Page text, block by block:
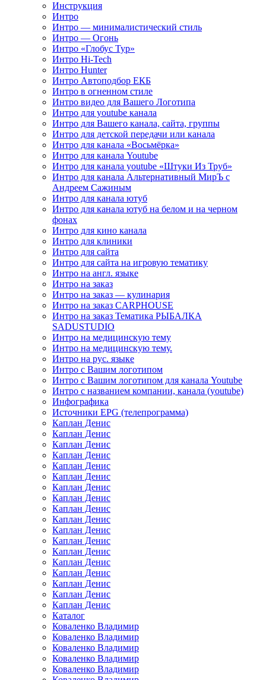
Инструкция
Интро
Интро — минималистический стиль
Интро — Огонь
Интро «Глобус Тур»
Интро Hi-Tech
Интро Hunter
Интро Автоподбор ЕКБ
Интро в огненном стиле
Интро видео для Вашего Логотипа
Интро для youtube канала
Интро для Вашего канала, сайта, группы
Интро для детской передачи или канала
Интро для канала «Восьмёрка»
Интро для канала Youtube
Интро для канала youtube «Штуки Из Труб»
Интро для канала Альтернативный МирЪ с
Андреем Сажиным
Интро для канала ютуб
Интро для канала ютуб на белом и на черном
фонах
Интро для кино канала
Интро для клиники
Интро для сайта
Интро для сайта на игровую тематику
Интро на англ. языке
Интро на заказ
Интро на заказ — кулинария
Интро на заказ CARPHOUSE
Интро на заказ Тематика РЫБАЛКА
SADUSTUDIO
Интро на медицинскую тему
Интро на медицинскую тему.
Интро на рус. языке
Интро с Вашим логотипом
Интро с Вашим логотипом для канала Youtube
Интро с названием компании, канала (youtube)
Инфографика
Источники EPG (телепрограмма)
Каплан Денис
Каплан Денис
Каплан Денис
Каплан Денис
Каплан Денис
Каплан Денис
Каплан Денис
Каплан Денис
Каплан Денис
Каплан Денис
Каплан Денис
Каплан Денис
Каплан Денис
Каплан Денис
Каплан Денис
Каплан Денис
Каплан Денис
Каплан Денис
Каталог
Коваленко Владимир
Коваленко Владимир
Коваленко Владимир
Коваленко Владимир
Коваленко Владимир